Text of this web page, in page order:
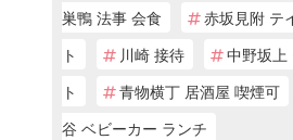
巣鴨 法事 会食
赤坂見附 テ
ト
川崎 接待
中野坂上
ト
青物横丁 居酒屋 喫煙可
谷 ベビーカー ランチ